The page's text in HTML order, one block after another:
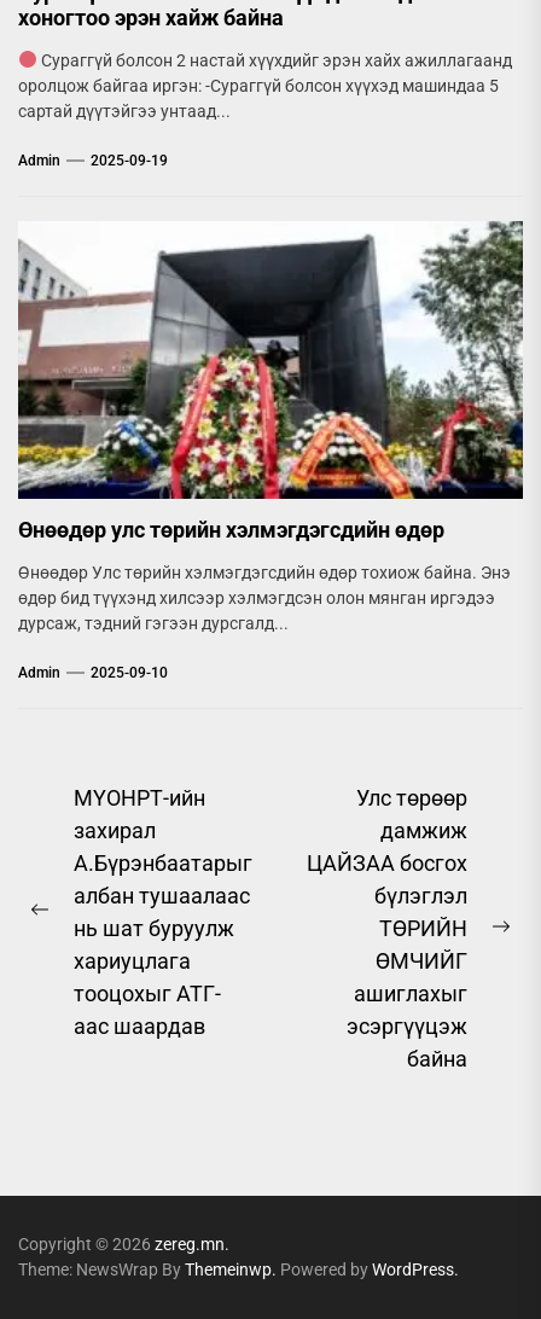
хоногтоо эрэн хайж байна
Сураггүй болсон 2 настай хүүхдийг эрэн хайх ажиллагаанд
оролцож байгаа иргэн: -Сураггүй болсон хүүхэд машиндаа 5
сартай дүүтэйгээ унтаад...
Admin 2025-09-19
Өнөөдөр улс төрийн хэлмэгдэгсдийн өдөр
Өнөөдөр Улс төрийн хэлмэгдэгсдийн өдөр тохиож байна. Энэ
өдөр бид түүхэнд хилсээр хэлмэгдсэн олон мянган иргэдээ
дурсаж, тэдний гэгээн дурсгалд...
Admin 2025-09-10
Post
navigation
Previous
post:
МҮОНРТ-ийн
захирал
А.Бүрэнбаатарыг
албан тушаалаас
нь шат буруулж
хариуцлага
тооцохыг АТГ-
аас шаардав
Улс төрөөр
дамжиж
ЦАЙЗАА босгох
бүлэглэл
ТӨРИЙН
ӨМЧИЙГ
ашиглахыг
эсэргүүцэж
байна
Copyright © 2026 zereg.mn.
Theme: NewsWrap ByThemeinwp. Powered byWordPress.